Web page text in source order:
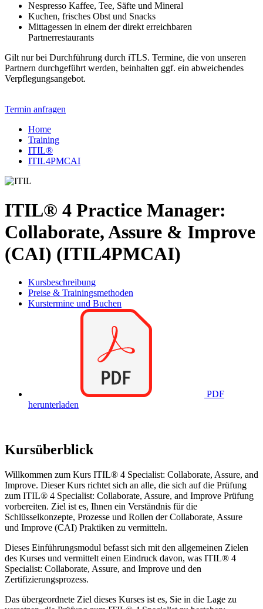
Nespresso Kaffee, Tee, Säfte und Mineral
Kuchen, frisches Obst und Snacks
Mittagessen in einem der direkt erreichbaren
Partnerrestaurants
Gilt nur bei Durchführung durch iTLS. Termine, die von unseren
Partnern durchgeführt werden, beinhalten ggf. ein abweichendes
Verpflegungsangebot.
Termin anfragen
Home
Training
ITIL®
ITIL4PMCAI
ITIL® 4 Practice Manager:
Collaborate, Assure & Improve
(CAI) (ITIL4PMCAI)
Kursbeschreibung
Preise & Trainingsmethoden
Kurstermine und Buchen
PDF
herunterladen
Kursüberblick
Willkommen zum Kurs ITIL® 4 Specialist: Collaborate, Assure, and
Improve. Dieser Kurs richtet sich an alle, die sich auf die Prüfung
zum ITIL® 4 Specialist: Collaborate, Assure, and Improve Prüfung
vorbereiten. Ziel ist es, Ihnen ein Verständnis für die
Schlüsselkonzepte, Prozesse und Rollen der Collaborate, Assure
und Improve (CAI) Praktiken zu vermitteln.
Dieses Einführungsmodul befasst sich mit den allgemeinen Zielen
des Kurses und vermittelt einen Eindruck davon, was ITIL® 4
Specialist: Collaborate, Assure, and Improve und den
Zertifizierungsprozess.
Das übergeordnete Ziel dieses Kurses ist es, Sie in die Lage zu